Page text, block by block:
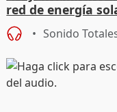
red de energía
autoconsumo
Sonido